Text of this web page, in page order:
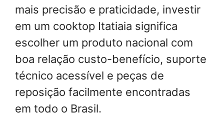
mais precisão e praticidade, investir
em um cooktop Itatiaia significa
escolher um produto nacional com
boa relação custo-benefício, suporte
técnico acessível e peças de
reposição facilmente encontradas
em todo o Brasil.